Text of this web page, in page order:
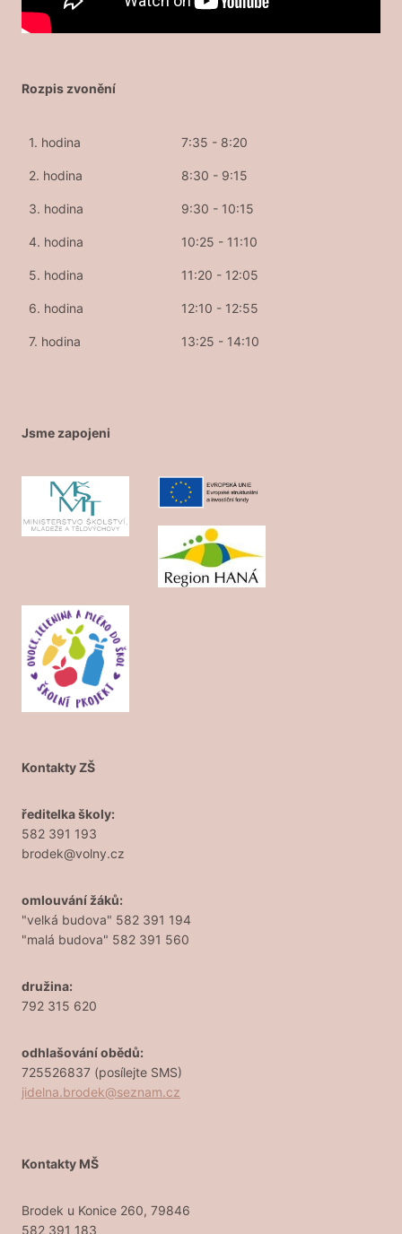
Rozpis zvonění
1. hodina 7:35 - 8:20
2. hodina 8:30 - 9:15
3. hodina 9:30 - 10:15
4. hodina 10:25 - 11:10
5. hodina 11:20 - 12:05
6. hodina 12:10 - 12:55
7. hodina 13:25 - 14:10
Jsme zapojeni
Kontakty ZŠ
ředitelka školy:
582 391 193
brodek@volny.cz
omlouvání žáků:
"velká budova" 582 391 194
"malá budova" 582 391 560
družina:
792 315 620
odhlašování obědů:
725526837 (posílejte SMS)
jidelna.brodek@seznam.cz
Kontakty MŠ
Brodek u Konice 260, 79846
582 391 183